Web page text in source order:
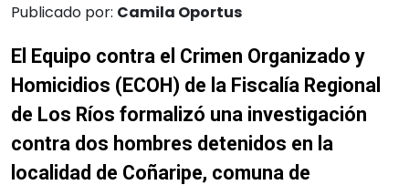
Publicado por: Camila Oportus
El Equipo contra el Crimen Organizado y
Homicidios (ECOH) de la Fiscalía Regional
de Los Ríos formalizó una investigación
contra dos hombres detenidos en la
localidad de Coñaripe, comuna de